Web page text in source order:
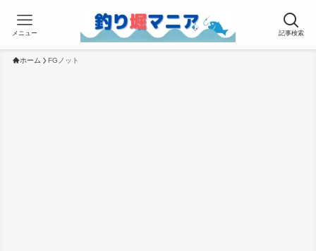
記事検索
メニュー
ホーム FGノット